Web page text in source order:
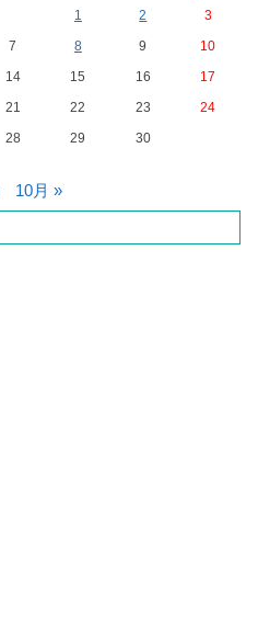
1
2
3
7 8 9
10
14 15 16
17
21 22 23
24
28 29 30
10月 »